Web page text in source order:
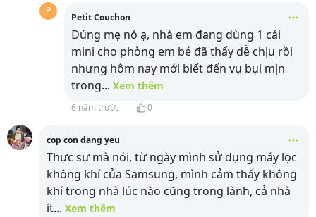
P
Petit Couchon
Đúng mẹ nó ạ, nhà em đang dùng 1 cái
mini cho phòng em bé đã thấy dễ chịu rồi
nhưng hôm nay mới biết đến vụ bụi mịn
trong... Xem thêm
6 năm trước 0
cop con dang yeu
Thực sự mà nói, từ ngày mình sử dụng máy lọc
không khí của Samsung, mình cảm thấy không
khí trong nhà lúc nào cũng trong lành, cả nhà
ít... Xem thêm